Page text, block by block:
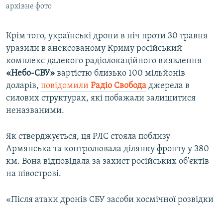
архівне фото
Крім того, українські дрони в ніч проти 30 травня
уразили в анексованому Криму російський
комплекс далекого радіолокаційного виявлення
«Небо-СВУ» вартістю близько 100 мільйонів
доларів, повідомили Радіо Свобода джерела в
силових структурах, які побажали залишитися
неназваними.
Як стверджується, ця РЛС стояла поблизу
Армянська та контролювала ділянку фронту у 380
км. Вона відповідала за захист російських об'єктів
на півострові.
«Після атаки дронів СБУ засоби космічної розвідки